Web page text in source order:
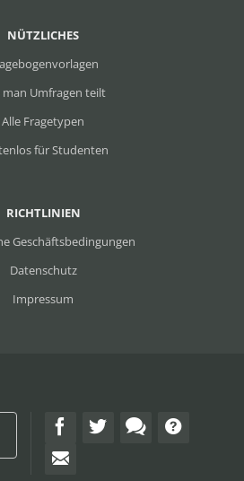
RICHTLINIEN
Geschäftsbedingungen
Datenschutz
Impressum
NÜTZLICHES
man Umfragen teilt
Alle Fragetypen
für Studenten